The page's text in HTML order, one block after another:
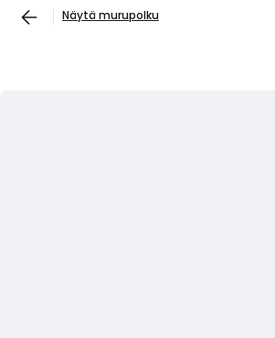
Näytä murupolku